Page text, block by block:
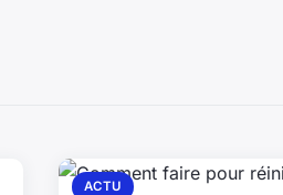
ACTU